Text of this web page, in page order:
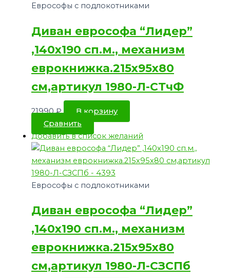
Еврософы с подлокотниками
Диван еврософа “Лидер”
,140х190 сп.м., механизм
еврокнижка.215х95х80
см,артикул 1980-Л-СТчФ
21990₽
В корзину
Сравнить
Добавить в список желаний
Еврософы с подлокотниками
Диван еврософа “Лидер”
,140х190 сп.м., механизм
еврокнижка.215х95х80
см,артикул 1980-Л-СЗСПб